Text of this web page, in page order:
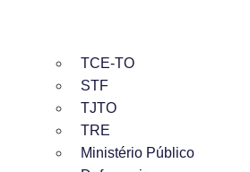
TCE-TO
STF
TJTO
TRE
Ministério Público